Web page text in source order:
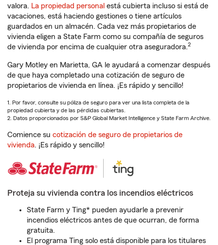
valora. La propiedad personal está cubierta incluso si está de
vacaciones, está haciendo gestiones o tiene artículos
guardados en un almacén. Cada vez más propietarios de
vivienda eligen a State Farm como su compañía de seguros
de vivienda por encima de cualquier otra aseguradora.2
Gary Motley en Marietta, GA le ayudará a comenzar después
de que haya completado una cotización de seguro de
propietarios de vivienda en línea. ¡Es rápido y sencillo!
1. Por favor, consulte su póliza de seguro para ver una lista completa de la
propiedad cubierta y de las pérdidas cubiertas.
2. Datos proporcionados por S&P Global Market Intelligence y State Farm Archive.
Comience su cotización de seguro de propietarios de
vivienda. ¡Es rápido y sencillo!
Proteja su vivienda contra los incendios eléctricos
State Farm y Ting* pueden ayudarle a prevenir
incendios eléctricos antes de que ocurran, de forma
gratuita.
El programa Ting solo está disponible para los titulares